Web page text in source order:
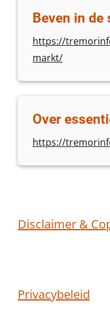
Beven in
https://
markt/
Over
https://
Disclaimer &
Privacybeleid